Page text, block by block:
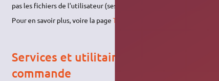
pas les fichiers de l'utilisateur (ses documents).
Pour en savoir plus, voire la pageTimeshift
Services et utilitaires en ligne de
commande